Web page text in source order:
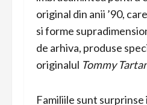
original din anii ’90,
si forme
de arhiva, produse
originalul Tommy
Familiile sunt